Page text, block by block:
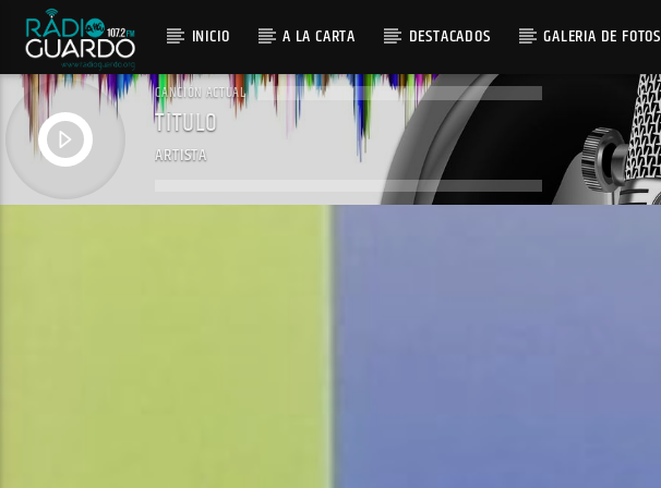
INICIO A LA CARTA DESTACADOS GALERIA DE FOTOS
CANCIÓN ACTUAL
TÍTULO
ARTISTA